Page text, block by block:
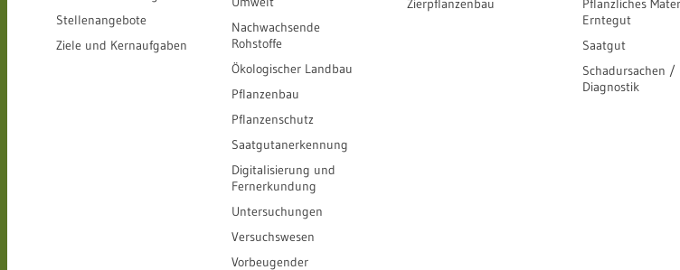
Stellenangebote
Ziele und Kernaufgaben
Nachwachsende
Rohstoffe
Ökologischer Landbau
Pflanzenbau
Pflanzenschutz
Saatgutanerkennung
Digitalisierung und
Fernerkundung
Untersuchungen
Versuchswesen
Vorbeugender
Zierpflanzenbau
Pflanzliches
Erntegut
Saatgut
Schadursachen /
Diagnostik